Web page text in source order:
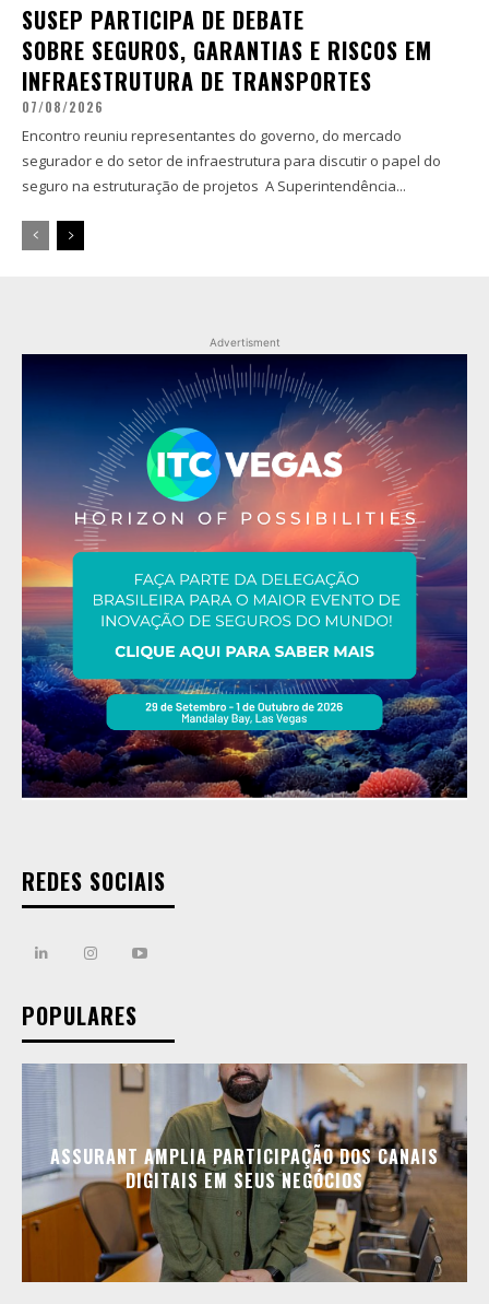
SUSEP PARTICIPA DE DEBATE
SOBRE SEGUROS, GARANTIAS E RISCOS EM
INFRAESTRUTURA DE TRANSPORTES
07/08/2026
Encontro reuniu representantes do governo, do mercado
segurador e do setor de infraestrutura para discutir o papel do
seguro na estruturação de projetos A Superintendência...
Advertisment
REDES SOCIAIS
POPULARES
ASSURANT AMPLIA PARTICIPAÇÃO DOS CANAIS
DIGITAIS EM SEUS NEGÓCIOS